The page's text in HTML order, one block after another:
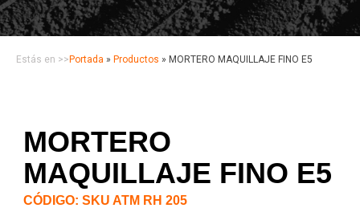
Estás en >> Portada » Productos » MORTERO MAQUILLAJE FINO E5
MORTERO
MAQUILLAJE FINO E5
CÓDIGO: SKU ATM RH 205